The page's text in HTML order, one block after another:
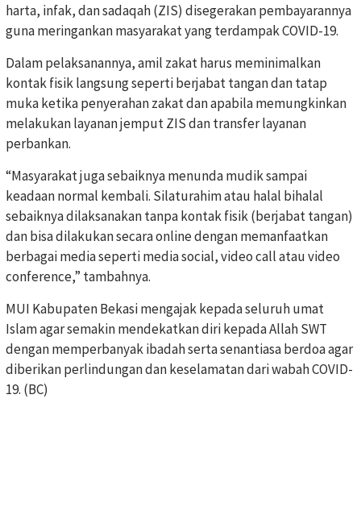
harta, infak, dan sadaqah (ZIS) disegerakan pembayarannya
guna meringankan masyarakat yang terdampak COVID-19.
Dalam pelaksanannya, amil zakat harus meminimalkan
kontak fisik langsung seperti berjabat tangan dan tatap
muka ketika penyerahan zakat dan apabila memungkinkan
melakukan layanan jemput ZIS dan transfer layanan
perbankan.
“Masyarakat juga sebaiknya menunda mudik sampai
keadaan normal kembali. Silaturahim atau halal bihalal
sebaiknya dilaksanakan tanpa kontak fisik (berjabat tangan)
dan bisa dilakukan secara online dengan memanfaatkan
berbagai media seperti media social, video call atau video
conference,” tambahnya.
MUI Kabupaten Bekasi mengajak kepada seluruh umat
Islam agar semakin mendekatkan diri kepada Allah SWT
dengan memperbanyak ibadah serta senantiasa berdoa agar
diberikan perlindungan dan keselamatan dari wabah COVID-
19. (BC)